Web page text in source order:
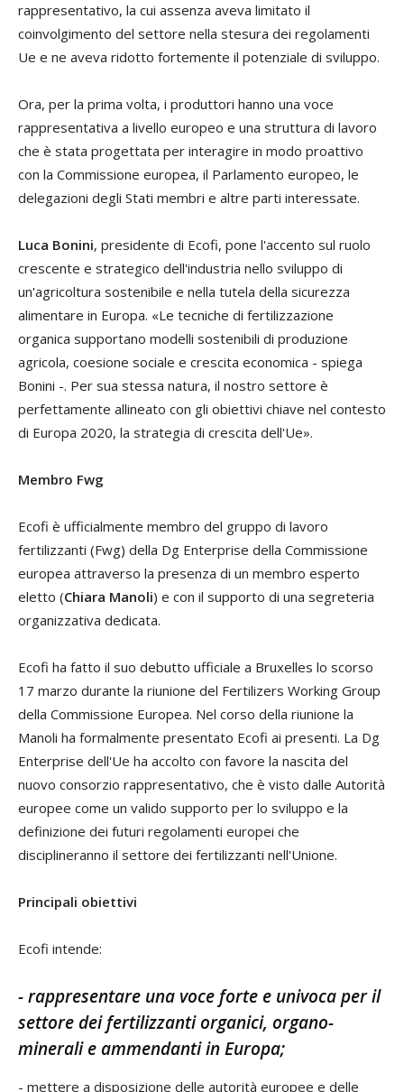
rappresentativo, la cui assenza aveva limitato il
coinvolgimento del settore nella stesura dei regolamenti
Ue e ne aveva ridotto fortemente il potenziale di sviluppo.
Ora, per la prima volta, i produttori hanno una voce
rappresentativa a livello europeo e una struttura di lavoro
che è stata progettata per interagire in modo proattivo
con la Commissione europea, il Parlamento europeo, le
delegazioni degli Stati membri e altre parti interessate.
Luca Bonini, presidente di Ecofi, pone l'accento sul ruolo
crescente e strategico dell'industria nello sviluppo di
un'agricoltura sostenibile e nella tutela della sicurezza
alimentare in Europa. «Le tecniche di fertilizzazione
organica supportano modelli sostenibili di produzione
agricola, coesione sociale e crescita economica - spiega
Bonini -. Per sua stessa natura, il nostro settore è
perfettamente allineato con gli obiettivi chiave nel contesto
di Europa 2020, la strategia di crescita dell'Ue».
Membro Fwg
Ecofi è ufficialmente membro del gruppo di lavoro
fertilizzanti (Fwg) della Dg Enterprise della Commissione
europea attraverso la presenza di un membro esperto
eletto (Chiara Manoli) e con il supporto di una segreteria
organizzativa dedicata.
Ecofi ha fatto il suo debutto ufficiale a Bruxelles lo scorso
17 marzo durante la riunione del Fertilizers Working Group
della Commissione Europea. Nel corso della riunione la
Manoli ha formalmente presentato Ecofi ai presenti. La Dg
Enterprise dell'Ue ha accolto con favore la nascita del
nuovo consorzio rappresentativo, che è visto dalle Autorità
europee come un valido supporto per lo sviluppo e la
definizione dei futuri regolamenti europei che
disciplineranno il settore dei fertilizzanti nell'Unione.
Principali obiettivi
Ecofi intende:
-rappresentare una voce forte e univoca per il
settore dei fertilizzanti organici, organo-
minerali e ammendanti in Europa;
- mettere a disposizione delle autorità europee e delle